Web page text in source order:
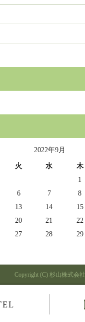
2022年9月
火 水 木
1
6 7 8
13 14 15
20 21 22
27 28 29
Copyright (C) 杉山株式会社